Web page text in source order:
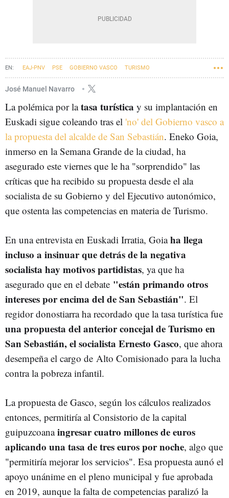
EAJ-PNV PSE GOBIERNO VASCO TURISMO
AYUNTAMIENTO DE SAN SEBASTIÁN
José Manuel Navarro
La polémica por latasa turística y su implantación en
Euskadi sigue coleando tras el 'no' del Gobierno vasco a
la propuesta del alcalde de San Sebastián. Eneko Goia,
inmerso en la Semana Grande de la ciudad, ha
asegurado este viernes que le ha "sorprendido" las
críticas que ha recibido su propuesta desde el ala
socialista de su Gobierno y del Ejecutivo autonómico,
que ostenta las competencias en materia de Turismo.
En una entrevista en Euskadi Irratia, Goiaha llega
incluso a insinuar que detrás de la negativa
socialista hay motivos partidistas, ya que ha
asegurado que en el debate "están primando otros
intereses por encima del de San Sebastián". El
regidor donostiarra ha recordado que la tasa turística fue
una propuesta del anterior concejal de Turismo en
San Sebastián, el socialista Ernesto Gasco, que ahora
desempeña el cargo de Alto Comisionado para la lucha
contra la pobreza infantil.
La propuesta de Gasco, según los cálculos realizados
entonces, permitiría al Consistorio de la capital
guipuzcoanaingresar cuatro millones de euros
aplicando una tasa de tres euros por noche, algo que
"permitiría mejorar los servicios". Esa propuesta aunó el
apoyo unánime en el pleno municipal y fue aprobada
en 2019, aunque la falta de competencias paralizó la